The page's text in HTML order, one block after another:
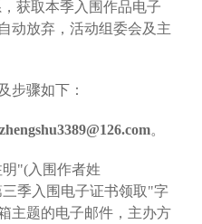
获取本季入围作品电子
动放弃，活动组委会及主
骤如下：
zhengshu3389@126.com。
"(入围作者姓
三季入围电子证书领取"字
主题的电子邮件，主办方